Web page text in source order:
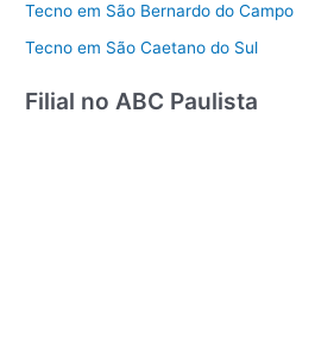
Tecno em São Bernardo do Campo
Tecno em São Caetano do Sul
Filial no ABC Paulista